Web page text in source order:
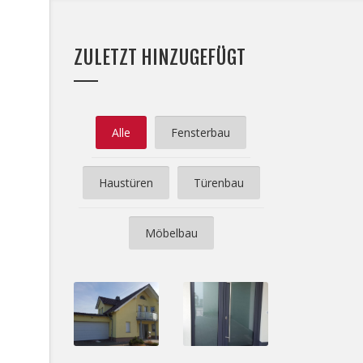
ZULETZT HINZUGEFÜGT
Alle Fensterbau
Haustüren Türenbau
Möbelbau